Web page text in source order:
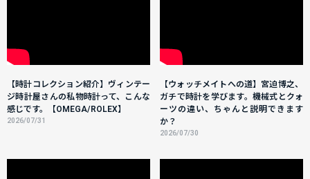
【時計コレクション紹介】ヴィンテー
ジ時計屋さんの私物時計って、こんな
感じです。【OMEGA/ROLEX】
2026/07/31
【ウォッチメイトへの道】宮迫博之、
ガチで時計を学びます。機械式とクォ
ーツの違い、ちゃんと説明できます
か？
2026/07/30